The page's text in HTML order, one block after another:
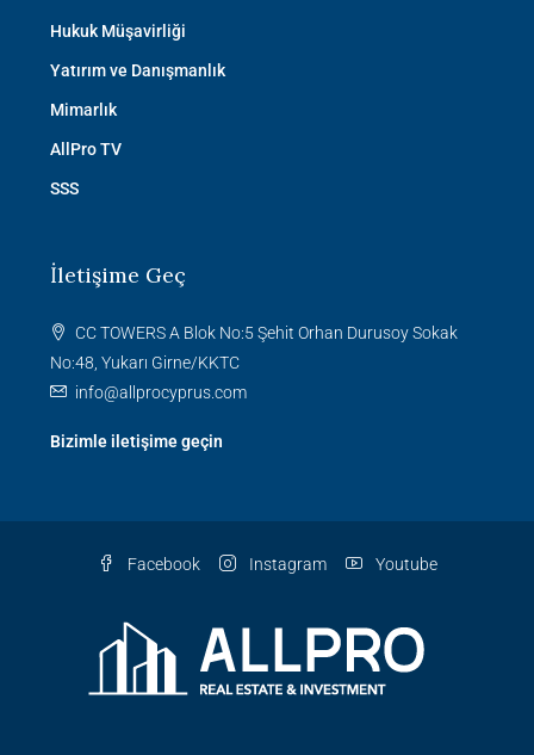
Hukuk Müşavirliği
Yatırım ve Danışmanlık
Mimarlık
AllPro TV
SSS
İletişime Geç
CC TOWERS A Blok No:5 Şehit Orhan Durusoy Sokak
No:48, Yukarı Girne/KKTC
info@allprocyprus.com
Bizimle iletişime geçin
Facebook Instagram Youtube